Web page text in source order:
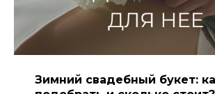
Зимний свадебный букет: